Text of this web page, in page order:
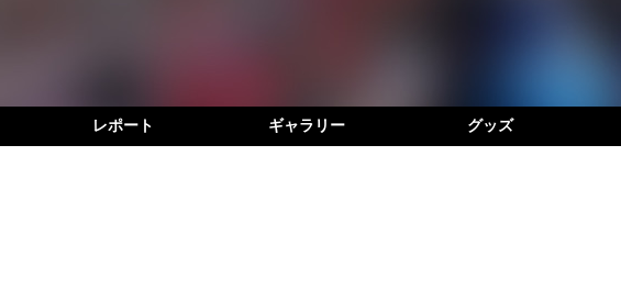
レポート ギャラリー グッズ